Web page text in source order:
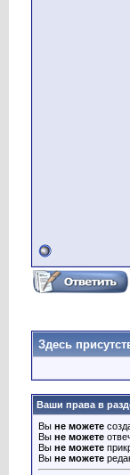
Здесь
Ваши права в
Вы не можете
Вы не можете
Вы не можете
Вы не можете